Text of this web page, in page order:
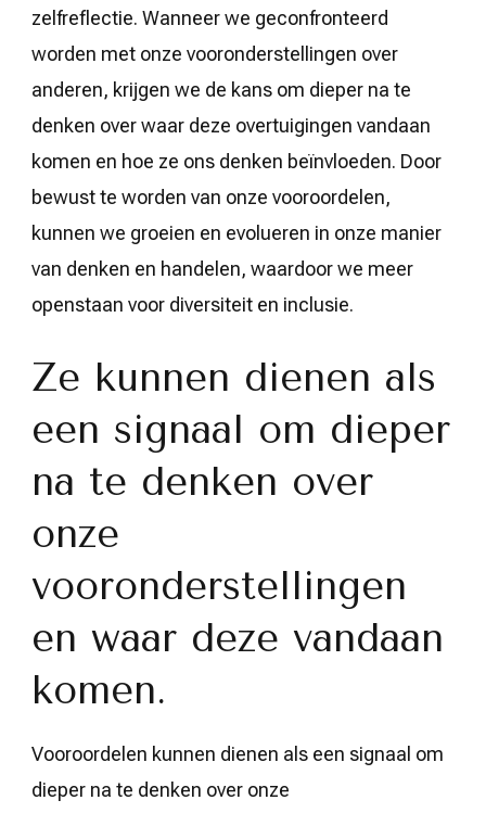
zelfreflectie. Wanneer we geconfronteerd
worden met onze vooronderstellingen over
anderen, krijgen we de kans om dieper na te
denken over waar deze overtuigingen vandaan
komen en hoe ze ons denken beïnvloeden. Door
bewust te worden van onze vooroordelen,
kunnen we groeien en evolueren in onze manier
van denken en handelen, waardoor we meer
openstaan voor diversiteit en inclusie.
Ze kunnen dienen als
een signaal om dieper
na te denken over
onze
vooronderstellingen
en waar deze vandaan
komen.
Vooroordelen kunnen dienen als een signaal om
dieper na te denken over onze